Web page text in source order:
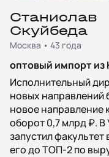
Станислав
Скуйбеда
Москва • 43 года
оптовый импорт из
Исполнительный
новых направлений
новое направление
оборот 0,7 млрд ₽.
запустил
его до ТОП‑2 по